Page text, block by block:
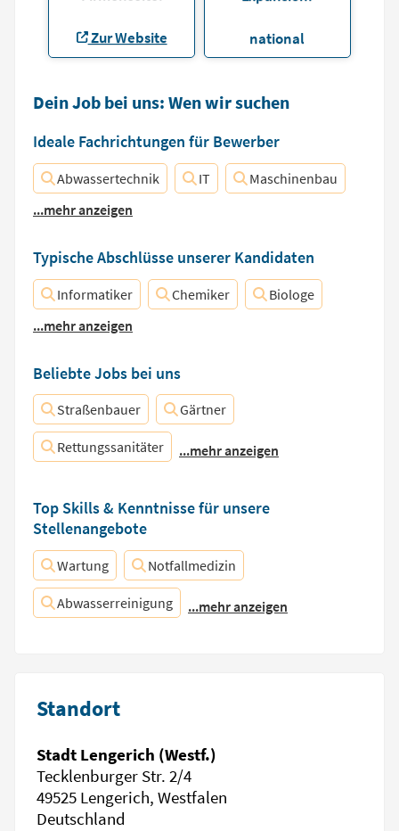
Zur Website national
Dein Job bei uns: Wen wir suchen
Ideale Fachrichtungen für Bewerber
Abwassertechnik IT
Maschinenbau
...mehr anzeigen
Typische Abschlüsse unserer Kandidaten
Informatiker Chemiker
Biologe
...mehr anzeigen
Beliebte Jobs bei uns
Straßenbauer Gärtner
Rettungssanitäter ...mehr anzeigen
Top Skills & Kenntnisse für unsere
Stellenangebote
Wartung Notfallmedizin
Abwasserreinigung ...mehr anzeigen
Standort
Stadt Lengerich (Westf.)
Tecklenburger Str. 2/4
49525 Lengerich, Westfalen
Deutschland